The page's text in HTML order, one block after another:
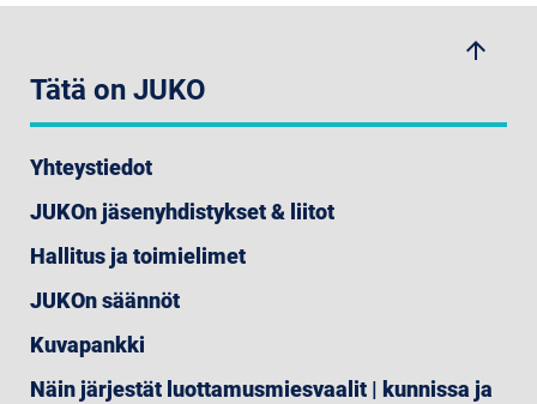
arrow_upwards
Tätä on JUKO
Yhteystiedot
JUKOn jäsenyhdistykset & liitot
Hallitus ja toimielimet
JUKOn säännöt
Kuvapankki
Näin järjestät luottamusmiesvaalit | kunnissa ja